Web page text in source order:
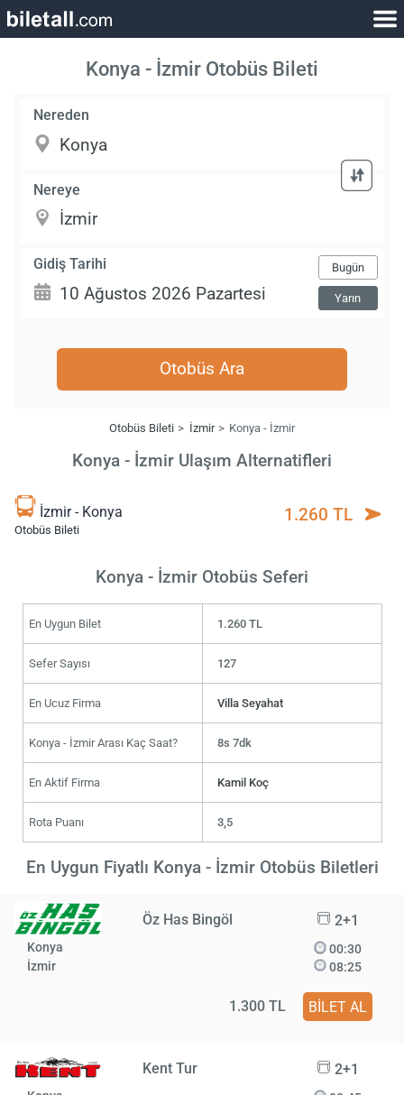
Konya - İzmir Otobüs Bileti
Nereden
Nereye
Gidiş Tarihi Bugün
Yarın
Otobüs Ara
Otobüs Bileti İzmir Konya - İzmir
Konya - İzmir Ulaşım Alternatifleri
İzmir - Konya
Otobüs Bileti
1.260 TL
Konya - İzmir Otobüs Seferi
En Uygun Bilet 1.260 TL
Sefer Sayısı 127
En Ucuz Firma Villa Seyahat
Konya - İzmir Arası Kaç Saat? 8s 7dk
En Aktif Firma Kamil Koç
Rota Puanı 3,5
En Uygun Fiyatlı Konya - İzmir Otobüs Biletleri
Öz Has Bingöl 2+1
Konya
İzmir
00:30
08:25
1.300 TL BİLET AL
Kent Tur 2+1